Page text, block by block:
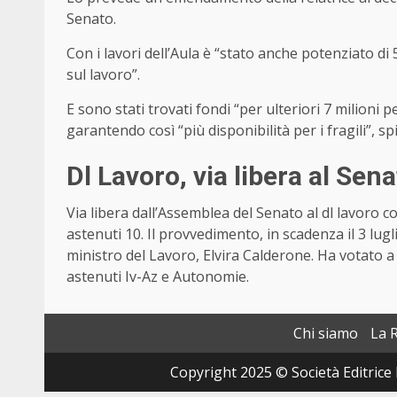
Senato.
Con i lavori dell’Aula è “stato anche potenziato
sul lavoro”.
E sono stati trovati fondi “per ulteriori 7 milioni
garantendo così “più disponibilità per i fragili”,
Dl Lavoro, via libera al
Via libera dall’Assemblea del Senato al dl
astenuti 10. Il provvedimento, in scadenza il 3
ministro del Lavoro, Elvira Calderone. Ha votato
astenuti Iv-Az e Autonomie.
Chi siamo
La
Copyright 2025 © Società